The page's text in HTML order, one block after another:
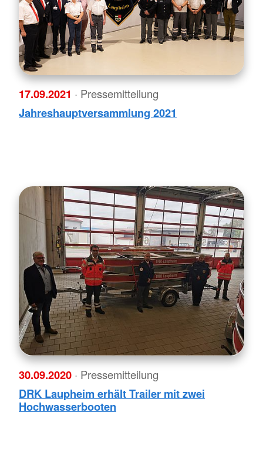
17.09.2021 · Pressemitteilung
Jahreshauptversammlung 2021
30.09.2020 · Pressemitteilung
DRK Laupheim erhält Trailer mit zwei
Hochwasserbooten